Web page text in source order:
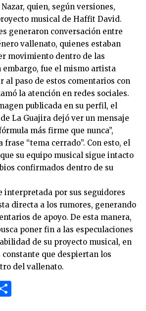
quien, según versiones,
musical de Haffit David.
generaron conversación entre
vallenato, quienes estaban
movimiento dentro de las
embargo, fue el mismo artista
al paso de estos comentarios con
la atención en redes sociales.
publicada en su perfil, el
La Guajira dejó ver un mensaje
más firme que nunca”,
frase “tema cerrado”. Con esto, el
su equipo musical sigue intacto
confirmados dentro de su
interpretada por sus seguidores
directa a los rumores, generando
de apoyo. De esta manera,
poner fin a las especulaciones
de su proyecto musical, en
que despiertan los
del vallenato.